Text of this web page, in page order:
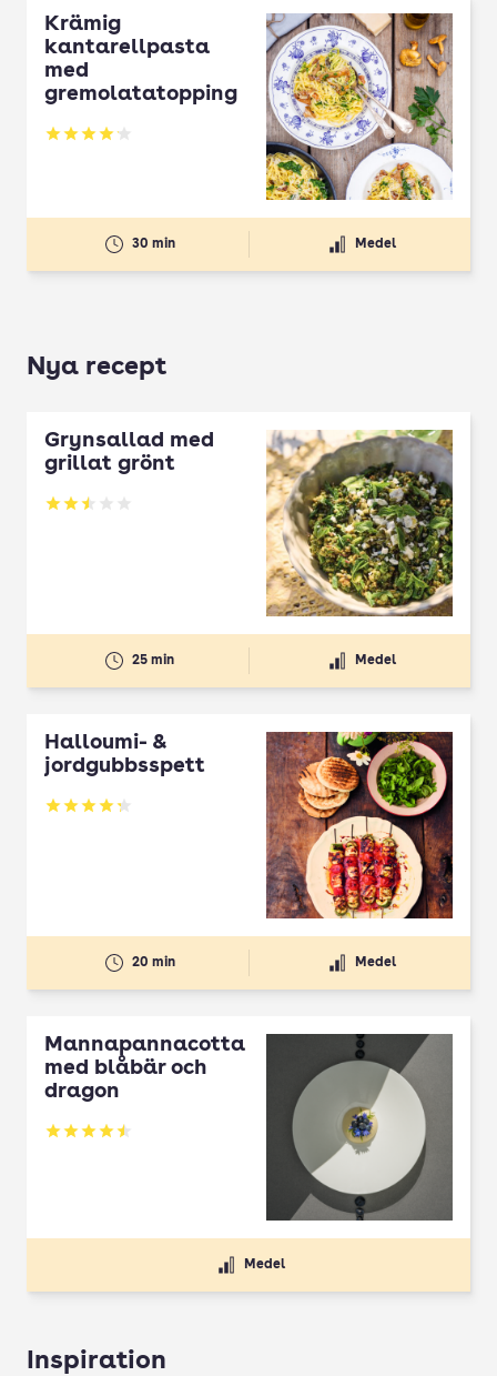
Krämig
kantarellpasta
med
gremolatatopping
Betyg: 4.11 av 5
30 min Medel
Nya recept
Grynsallad med
grillat grönt
Betyg: 2.5 av 5
25 min Medel
Halloumi- &
jordgubbsspett
Betyg: 4.3 av 5
20 min Medel
Mannapannacotta
med blåbär och
dragon
Betyg: 4.5 av 5
Medel
Inspiration